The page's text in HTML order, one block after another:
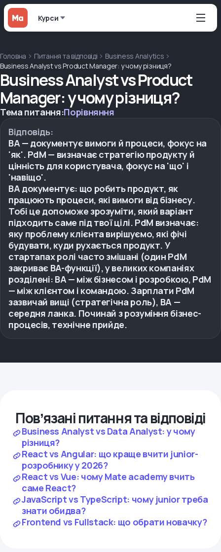
Курси
Головна Питання та відповіді
Business Analytics
Business Analyst vs Product Manager: у чому різниця?
Business Analyst vs Product
Manager: у чому різниця?
Тема питання:Порівняння
Відповідь:
BA — документує вимоги й процеси, фокус на
'як'. PdM — визначає стратегію продукту й
цінність для користувача, фокус на 'що' і
'навіщо'.
BA документує: що робить продукт, як
працюють процеси, які вимоги від бізнесу.
Тобі це допоможе зрозуміти, який варіант
підходить саме під твої цілі. PdM визначає:
яку проблему клієнта вирішуємо, які фічі
будувати, куди рухається продукт. У
стартапах ролі часто змішані (один PdM
закриває BA-функції), у великих компаніях
розділені: BA — між бізнесом і розробкою, PdM
— між клієнтом і командою. Зарплати PdM
зазвичай вищі (стратегічна роль), BA —
середня ланка. Починай з розуміння бізнес-
процесів, технічне прийде.
Повʼязані питання та відповіді
Business Analyst vs Data Analyst: у чому
різниця?
React vs Angular: що краще вчити junior-
розробнику у 2026?
React vs Vue: чому Mate academy вчить
саме React?
JavaScript vs TypeScript: чому junior треба
знати обидва?
Frontend vs Fullstack: що обрати новачку?